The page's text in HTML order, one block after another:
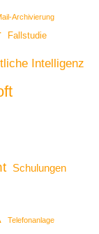
Archivierung
Fallstudie
Intelligenz
Schulungen
Telefonanlage